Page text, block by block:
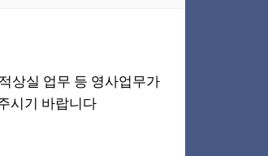
상실 업무 등 영사업무가
시기 바랍니다